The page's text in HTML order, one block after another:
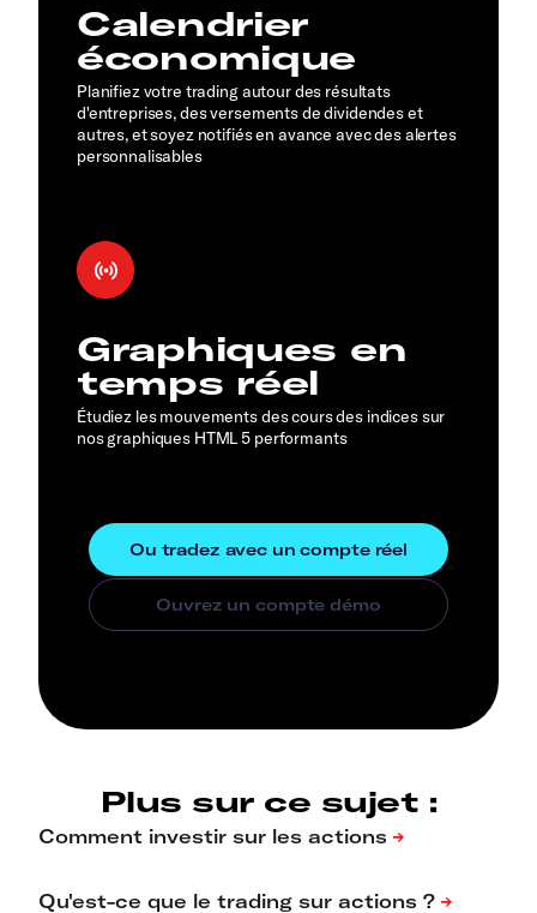
Calendrier
économique
Planifiez votre trading autour des résultats
d'entreprises, des versements de dividendes et
autres, et soyez notifiés en avance avec des alertes
personnalisables
Graphiques en
temps réel
Étudiez les mouvements des cours des indices sur
nos graphiques HTML 5 performants
Plus sur ce sujet :